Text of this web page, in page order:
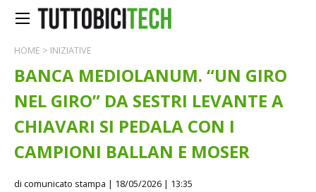
HOME > INIZIATIVE
BANCA MEDIOLANUM. “UN GIRO
NEL GIRO” DA SESTRI LEVANTE A
CHIAVARI SI PEDALA CON I
CAMPIONI BALLAN E MOSER
di comunicato stampa | 18/05/2026 | 13:35